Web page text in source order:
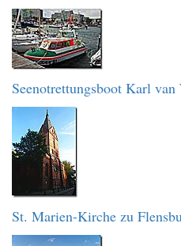
Seenotrettungsboot Karl
St. Marien-Kirche zu